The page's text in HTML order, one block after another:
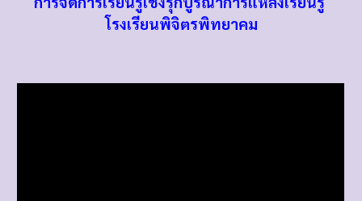
โรงเรียนพิจิตรพิทยาคม